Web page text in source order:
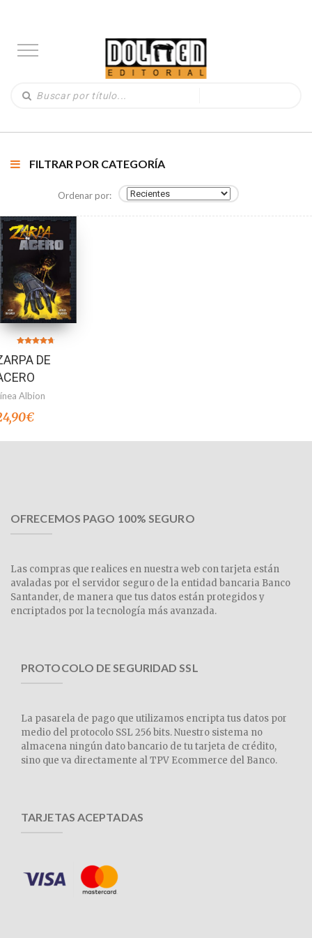
FILTRAR POR CATEGORÍA
Ordenar por:
4.70
de 5
DE
Albion
€
OFRECEMOS PAGO 100% SEGURO
Las compras que realices en nuestra web con tarjeta están
avaladas por el servidor seguro de la entidad bancaria Banco
Santander, de manera que tus datos están protegidos y
encriptados por la tecnología más avanzada.
PROTOCOLO DE SEGURIDAD SSL
La pasarela de pago que utilizamos encripta tus datos por
medio del protocolo SSL 256 bits. Nuestro sistema no
almacena ningún dato bancario de tu tarjeta de crédito,
sino que va directamente al TPV Ecommerce del Banco.
TARJETAS ACEPTADAS